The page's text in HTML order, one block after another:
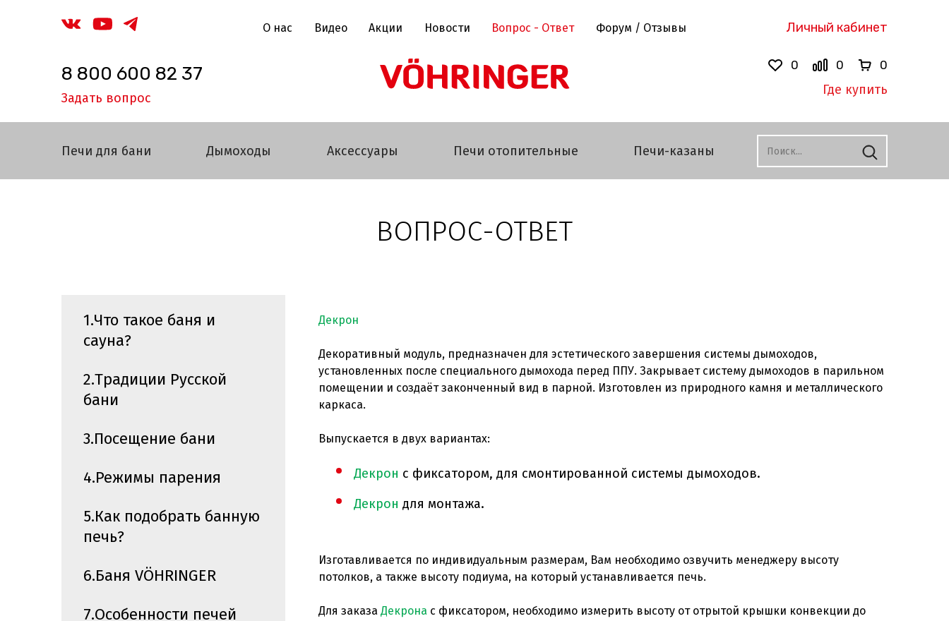
8 800 600 82 37
Задать вопрос
О нас Видео Акции Новости Вопрос - Ответ Форум / Отзывы Личный кабинет
0 0 0
Где купить
Печи для бани Дымоходы Аксессуары Печи отопительные Печи-казаны
ВОПРОС-ОТВЕТ
1.Что такое баня и
сауна?
2.Традиции Русской
бани
3.Посещение бани
4.Режимы парения
5.Как подобрать банную
печь?
6.Баня VÖHRINGER
7.Особенности печей
Декрон
Декоративный модуль, предназначен для эстетического завершения системы дымоходов,
установленных после специального дымохода перед ППУ. Закрывает систему дымоходов в парильном
помещении и создаёт законченный вид в парной. Изготовлен из природного камня и металлического
каркаса.
Выпускается в двух вариантах:
Декрон с фиксатором, для смонтированной системы дымоходов.
Декрон для монтажа.
Изготавливается по индивидуальным размерам, Вам необходимо озвучить менеджеру высоту
потолков, а также высоту подиума, на который устанавливается печь.
Для заказа Декрона с фиксатором, необходимо измерить высоту от отрытой крышки конвекции до